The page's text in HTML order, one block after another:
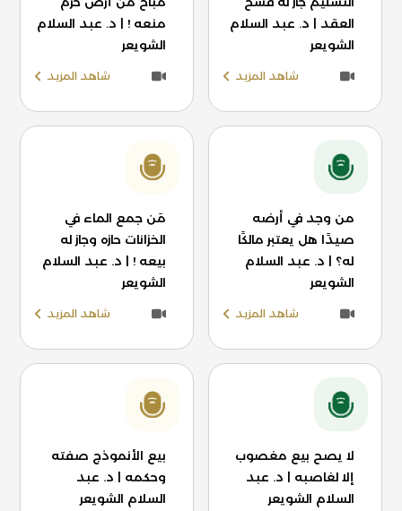
العقد | د. عبد السلام
الشويعر
شاهد المزيد
منعه ! | د. عبد السلام
الشويعر
شاهد المزيد
من وجد في أرضه
صيدًا هل يعتبر مالكًا
له؟ | د. عبد السلام
الشويعر
شاهد المزيد
مَن جمع الماء في
الخزانات حازه وجاز له
بيعه ! | د. عبد السلام
الشويعر
شاهد المزيد
لا يصح بيع مغصوب
إلا لغاصبه | د. عبد
السلام الشويعر
بيع الأنموذج صفته
وحكمه | د. عبد
السلام الشويعر